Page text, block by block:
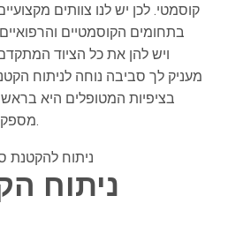
קוסמטי. לכן יש לנו צוותים
בתחומים הקוסמטיים
ויש להן את כל הציוד
מעניק לך סביבה נוחה לניתוח
בציפיות המטופלים היא בראש
מספקים תוצאות משביעות רצון.
ניתוח